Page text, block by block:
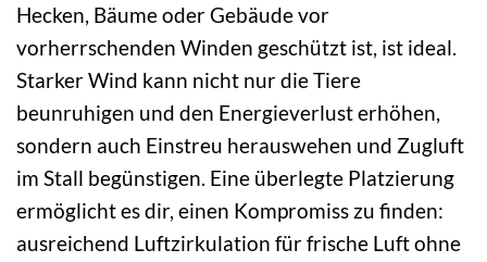
Hecken, Bäume oder Gebäude vor
vorherrschenden Winden geschützt ist, ist ideal.
Starker Wind kann nicht nur die Tiere
beunruhigen und den Energieverlust erhöhen,
sondern auch Einstreu herauswehen und Zugluft
im Stall begünstigen. Eine überlegte Platzierung
ermöglicht es dir, einen Kompromiss zu finden:
ausreichend Luftzirkulation für frische Luft ohne